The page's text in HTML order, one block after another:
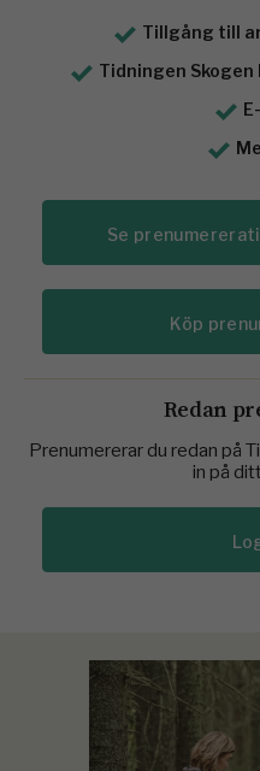
Tillgång till
Tidningen Skogen
Se
Köp
Redan
Prenumererar du redan på
in på